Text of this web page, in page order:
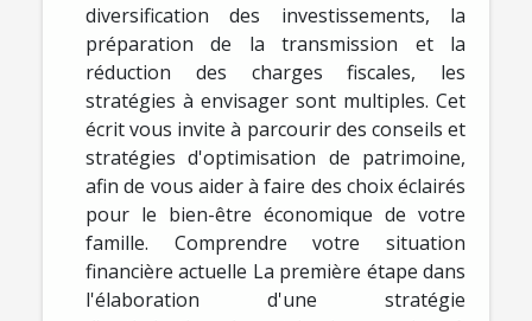
diversification des investissements, la
préparation de la transmission et la
réduction des charges fiscales, les
stratégies à envisager sont multiples. Cet
écrit vous invite à parcourir des conseils et
stratégies d'optimisation de patrimoine,
afin de vous aider à faire des choix éclairés
pour le bien-être économique de votre
famille. Comprendre votre situation
financière actuelle La première étape dans
l'élaboration d'une stratégie